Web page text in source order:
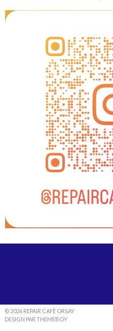
© 2026 REPAIR CAFÉ ORSAY
DESIGN PAR THEMEBOY